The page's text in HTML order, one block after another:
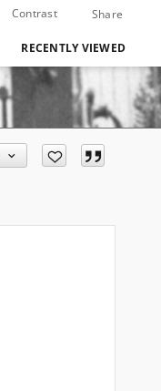
Contrast Share
RECENTLY VIEWED